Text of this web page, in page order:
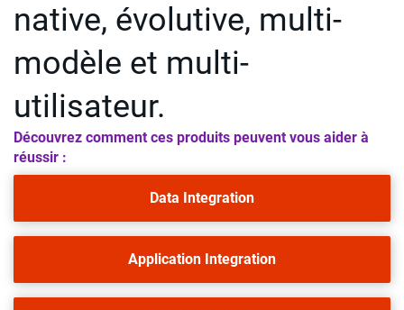
native, évolutive, multi-
modèle et multi-
utilisateur.
Découvrez comment ces produits peuvent vous aider à
réussir :
Data Integration
Application Integration